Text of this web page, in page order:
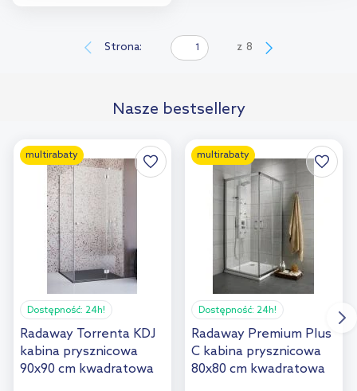
Strona: z 8
Nasze bestsellery
multirabaty
Dostępność: 24h!
Radaway Torrenta KDJ
kabina prysznicowa
90x90 cm kwadratowa
multirabaty
Dostępność: 24h!
Radaway Premium Plus
C kabina prysznicowa
80x80 cm kwadratowa